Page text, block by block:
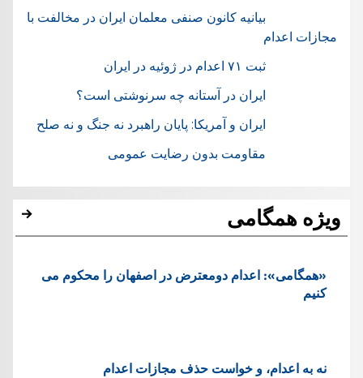
بیانیه کانون صنفی معلمان ایران در مخالفت با
مجازات اعدام
ثبت ۷۱ اعدام در ژوئيه در ایران
ایران در آستانه چه سرنوشتی است؟
ایران و آمریکا: پایان راهبرد نه جنگ و نه صلح
مقاومت بدون رضایت عمومی
ویژه همگامی
«همگامی»: اعدام دومعترض در اصفهان را محکوم می
کنیم
نه به اعدام، و خواست حذف مجازات اعدام